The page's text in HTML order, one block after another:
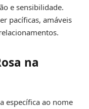
e sensibilidade.
pacíficas, amáveis
na
específica ao nome